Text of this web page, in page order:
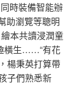
時裝備智能辦
助瀏覽等聰明
本共讀浸潤童
橫生……“有花
楊秉英打算帶
子們熟悉新